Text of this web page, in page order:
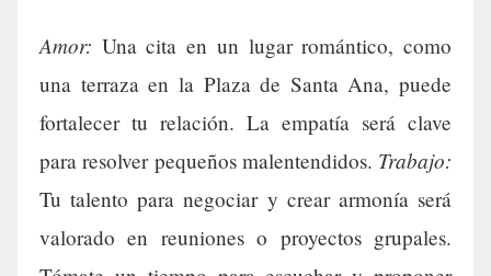
Amor: Una cita en un lugar romántico, como
una terraza en la Plaza de Santa Ana, puede
fortalecer tu relación. La empatía será clave
para resolver pequeños malentendidos. Trabajo:
Tu talento para negociar y crear armonía será
valorado en reuniones o proyectos grupales.